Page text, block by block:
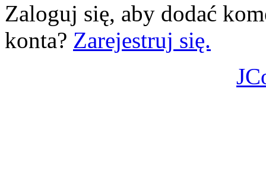
Zaloguj się, aby dodać
konta? Zarejestruj się.